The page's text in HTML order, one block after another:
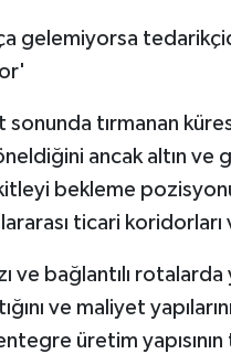
gelemiyorsa
tırmanan
ancak altın
bekleme
ticari
ve bağlantılı
ve maliyet
üretim